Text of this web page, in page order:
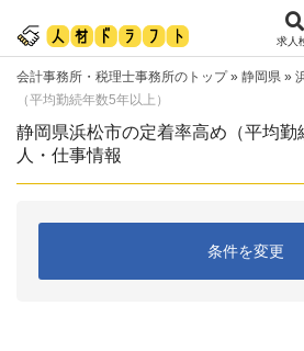
求人
会計事務所・税理士事務所のトップ» 静岡県 »
（平均勤続年数5年以上）
静岡県浜松市の定着率高め（平均
人・仕事情報
条件を変更